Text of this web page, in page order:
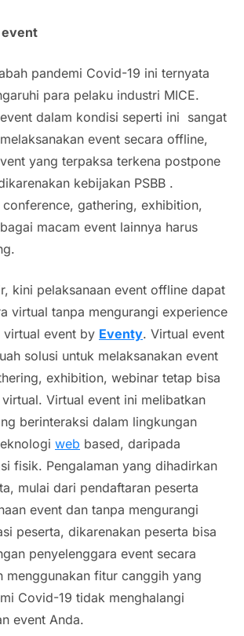
pandemi Covid-19 ini ternyata
para pelaku industri MICE.
dalam kondisi seperti ini sangat
event secara offline,
yang terpaksa terkena postpone
kebijakan PSBB .
conference, gathering, exhibition,
macam event lainnya harus
kini pelaksanaan event offline dapat
virtual tanpa mengurangi experience
virtual event by Eventy. Virtual event
solusi untuk melaksanakan event
exhibition, webinar tetap bisa
virtual. Virtual event ini melibatkan
berinteraksi dalam lingkungan
web based, daripada
fisik. Pengalaman yang dihadirkan
mulai dari pendaftaran peserta
event dan tanpa mengurangi
peserta, dikarenakan peserta bisa
penyelenggara event secara
menggunakan fitur canggih yang
Covid-19 tidak menghalangi
event Anda.